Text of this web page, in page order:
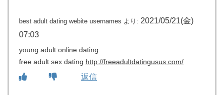
best adult dating webite usernames より: 2021/05/21(金)
07:03
young adult online dating
free adult sex dating http://freeadultdatingusus.com/
返信